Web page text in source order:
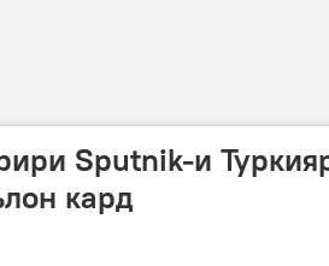
Sputnik-и
кард